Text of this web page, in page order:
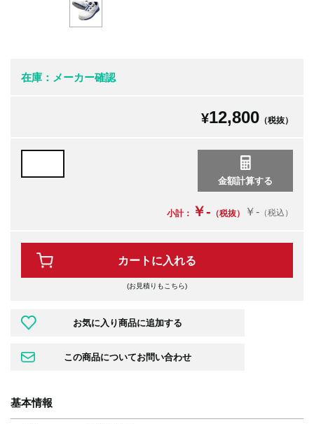
在庫：メーカー確認
¥12,800 （税抜）
小計： ￥- （税抜） ￥- （税込）
カートに入れる
(お見積りもこちら)
基本情報